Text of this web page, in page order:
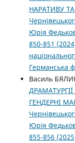
НАРАТИВУ
Юрія
850-851
Германська
Василь
ГЕНДЕРНІ
Юрія
855-856